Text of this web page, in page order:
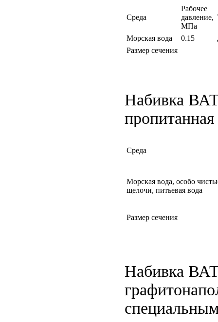
Среда
Рабочее
давление,
МПа
Морская вода 0.15
Размер сечения
Набивка
Среда
Морская вода, особо
щелочи, питьевая вода
Размер сечения
Набивка